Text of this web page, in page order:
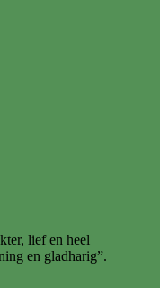
lief en heel
en gladharig”.